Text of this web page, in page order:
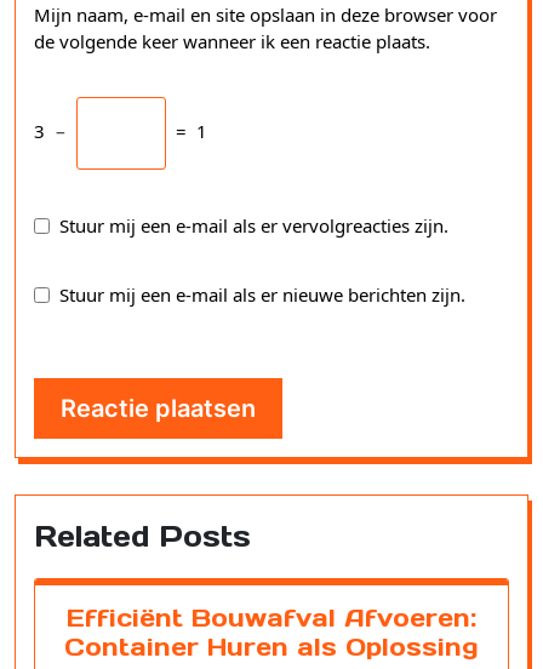
Mijn naam, e-mail en site opslaan in deze browser voor
de volgende keer wanneer ik een reactie plaats.
3 − = 1
Stuur mij een e-mail als er vervolgreacties zijn.
Stuur mij een e-mail als er nieuwe berichten zijn.
Related Posts
Efficiënt Bouwafval Afvoeren:
Container Huren als Oplossing